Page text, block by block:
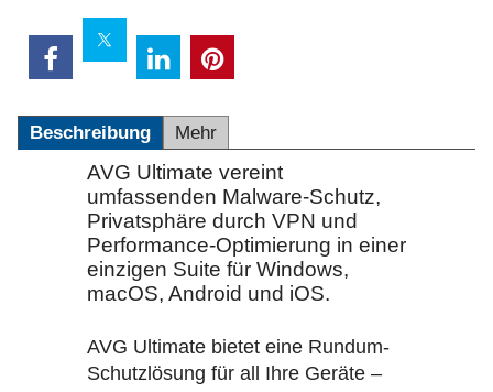
Beschreibung Mehr
AVG Ultimate vereint
umfassenden Malware-Schutz,
Privatsphäre durch VPN und
Performance-Optimierung in einer
einzigen Suite für Windows,
macOS, Android und iOS.
AVG Ultimate bietet eine Rundum-
Schutzlösung für all Ihre Geräte –